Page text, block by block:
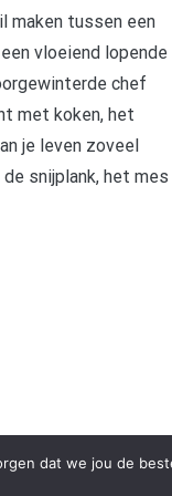
maken tussen een
vloeiend lopende
chef
met koken, het
je leven zoveel
de snijplank, het mes
dat we jou de